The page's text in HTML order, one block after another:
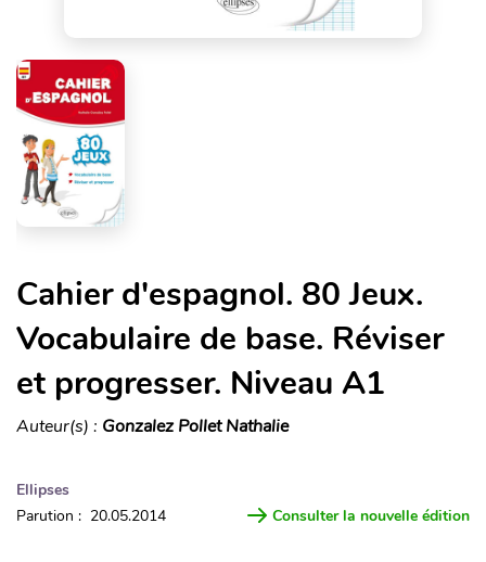
Cahier d'espagnol. 80 Jeux.
Vocabulaire de base. Réviser
et progresser. Niveau A1
Auteur(s) : Gonzalez Pollet Nathalie
Ellipses
Parution : 20.05.2014
Consulter la nouvelle édition